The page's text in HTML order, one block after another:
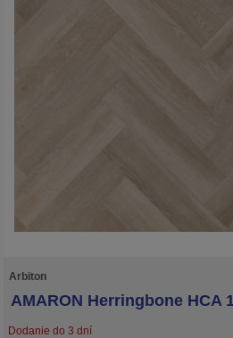
Arbiton
AMARON Herringbone HCA
Dodanie do 3 dní